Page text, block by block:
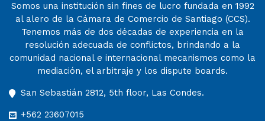
Somos una institución sin fines de lucro fundada en 1992
al alero de la Cámara de Comercio de Santiago (CCS).
Tenemos más de dos décadas de experiencia en la
resolución adecuada de conflictos, brindando a la
comunidad nacional e internacional mecanismos como la
mediación, el arbitraje y los dispute boards.
San Sebastián 2812, 5th floor, Las Condes.
+562 23607015